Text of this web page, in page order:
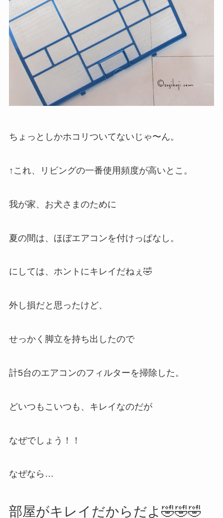
ちょっとしかホコリついてないじゃ〜ん。
↑これ、リビングの一番使用頻度が高いとこ。
我が家、お犬さまのために
夏の間は、ほぼエアコンを付けっぱなし。
にしては、ホントにキレイだねぇ🤣
外し損だと思ったけど、
せっかく脚立を持ち出したので
計5台のエアコンのフィルターを掃除した。
どいつもこいつも、キレイなのだが
なぜでしょう！！
なぜなら…
部屋がキレイだからだよ🤣🤣🤣